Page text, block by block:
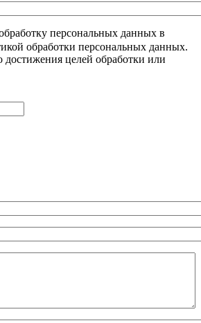
персональных данных в
обработки персональных данных.
достижения целей обработки или